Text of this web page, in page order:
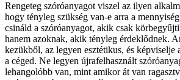
Rengeteg szóróanyagot viszel az ilyen
hogy tényleg szükség van-e arra a
csináld a szóróanyagot, akik csak
hanem azoknak, akik tényleg érdeklődnek.
kezükből, az legyen esztétikus, és képviselje
a céged. Ne legyen újrafelhasznált
lehangolóbb van, mint amikor át van